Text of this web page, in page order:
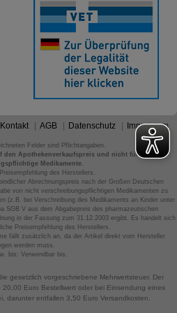
Kontakt AGB Datenschutz Impressum
Felder sind Pflichtangaben.
den Apothekenverkaufspreis und nicht für
Medikamente.
des Herstellers.
Abrechnungspreis nach der Großen Deutschen
von nicht verschreibungspflichtigen Medikamenten zu
(z.B. bei Verschreibung des Medikaments an Kinder unter
SGB V aus dem Abgabepreis des pharmazeutischen
in der Fassung zum 31.12.2003 ergibt. Es handelt sich
Preisempfehlung des Herstellers.
fällt zusätzlich an, da der Artikel direkt vom Hersteller
werden muss.
bis: Verwendbar bis.
gesetzlich vorgeschriebene Mehrwertsteuer. Der
Euro Bestellwert oder bei Einsendung eines
darunter entfallen 3,50 Euro Versandkosten.